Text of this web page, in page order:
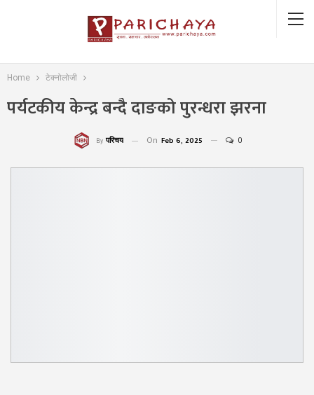
Home टेक्नोलोजी
पर्यटकीय केन्द्र बन्दै दाङको पुरन्धरा झरना
By परिचय On Feb 6, 2025 0